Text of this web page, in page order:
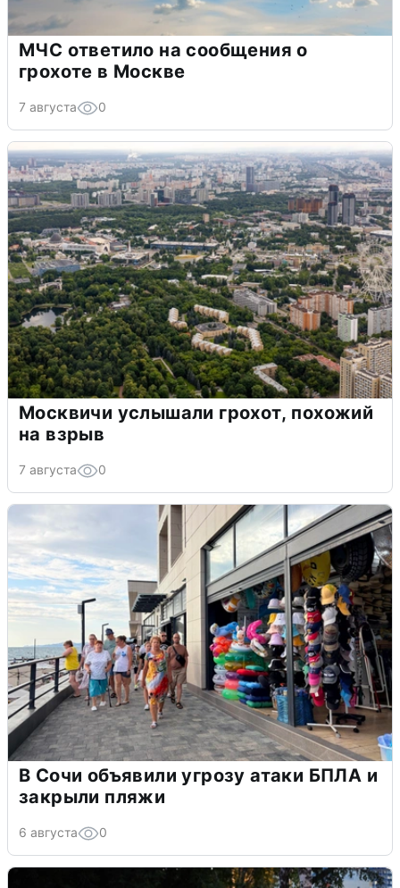
МЧС ответило на сообщения о
грохоте в Москве
7 августа 0
Москвичи услышали грохот, похожий
на взрыв
7 августа 0
В Сочи объявили угрозу атаки БПЛА и
закрыли пляжи
6 августа 0